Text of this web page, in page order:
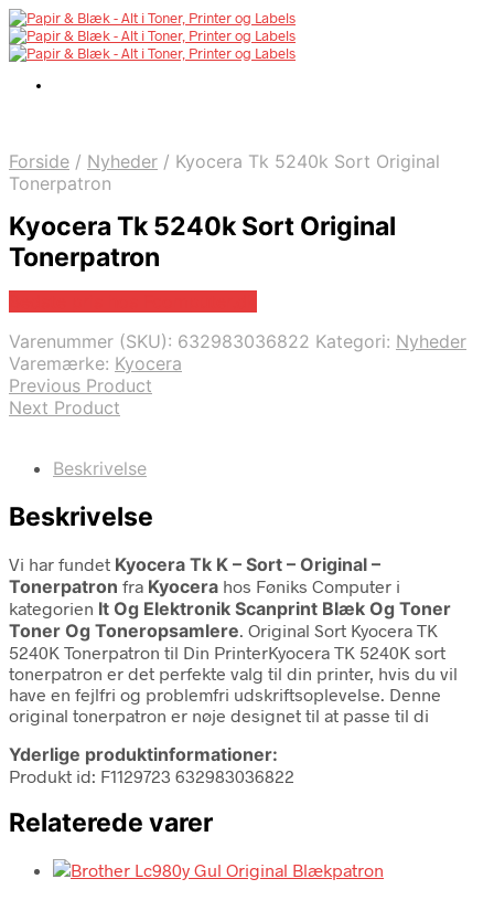
Forside / Nyheder / Kyocera Tk 5240k Sort Original
Tonerpatron
Kyocera Tk 5240k Sort Original
Tonerpatron
Varenummer (SKU): 632983036822 Kategori: Nyheder
Varemærke: Kyocera
Previous Product
Next Product
Beskrivelse
Beskrivelse
Vi har fundet Kyocera Tk K – Sort – Original –
Tonerpatron fra Kyocera hos Føniks Computer i
kategorien It Og Elektronik Scanprint Blæk Og Toner
Toner Og Toneropsamlere. Original Sort Kyocera TK
5240K Tonerpatron til Din PrinterKyocera TK 5240K sort
tonerpatron er det perfekte valg til din printer, hvis du vil
have en fejlfri og problemfri udskriftsoplevelse. Denne
original tonerpatron er nøje designet til at passe til di
Yderlige produktinformationer:
Produkt id: F1129723 632983036822
Relaterede varer